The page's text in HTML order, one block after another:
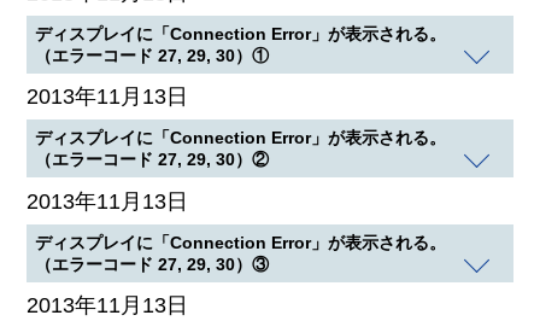
ディスプレイに「Connection Error」が表示される。
（エラーコード 27, 29, 30）①
2013年11月13日
ディスプレイに「Connection Error」が表示される。
（エラーコード 27, 29, 30）②
2013年11月13日
ディスプレイに「Connection Error」が表示される。
（エラーコード 27, 29, 30）③
2013年11月13日